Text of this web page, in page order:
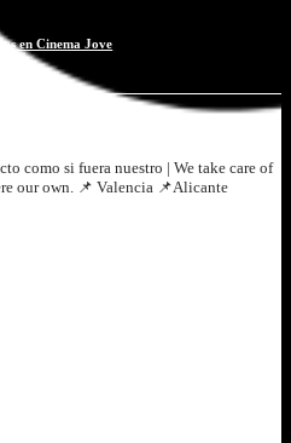
en Cinema Jove
como si fuera nuestro | We take care of
our own. 📌 Valencia 📌Alicante